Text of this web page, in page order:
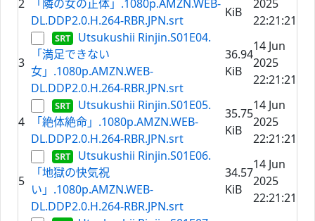
2
「隣の女の正体」.1080p.AMZN.WEB-
DL.DDP2.0.H.264-RBR.JPN.srt
KiB
2025
22:21:21
3
Utsukushii Rinjin.S01E04.
「満足できない
女」.1080p.AMZN.WEB-
DL.DDP2.0.H.264-RBR.JPN.srt
36.94
KiB
14 Jun
2025
22:21:21
4
Utsukushii Rinjin.S01E05.
「絶体絶命」.1080p.AMZN.WEB-
DL.DDP2.0.H.264-RBR.JPN.srt
35.75
KiB
14 Jun
2025
22:21:21
5
Utsukushii Rinjin.S01E06.
「地獄の快気祝
い」.1080p.AMZN.WEB-
DL.DDP2.0.H.264-RBR.JPN.srt
34.57
KiB
14 Jun
2025
22:21:21